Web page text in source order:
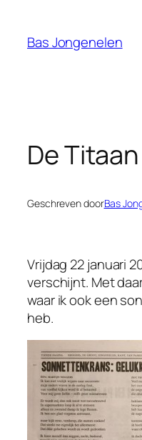
Bas Jongenelen
De Titaan
Geschreven doorBas
Vrijdag 22 januari
verschijnt. Met
waar ik ook een
heb.